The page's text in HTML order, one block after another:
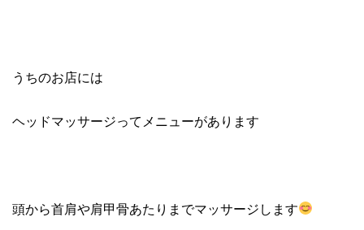
うちのお店には
ヘッドマッサージってメニューがあります
頭から首肩や肩甲骨あたりまでマッサージします